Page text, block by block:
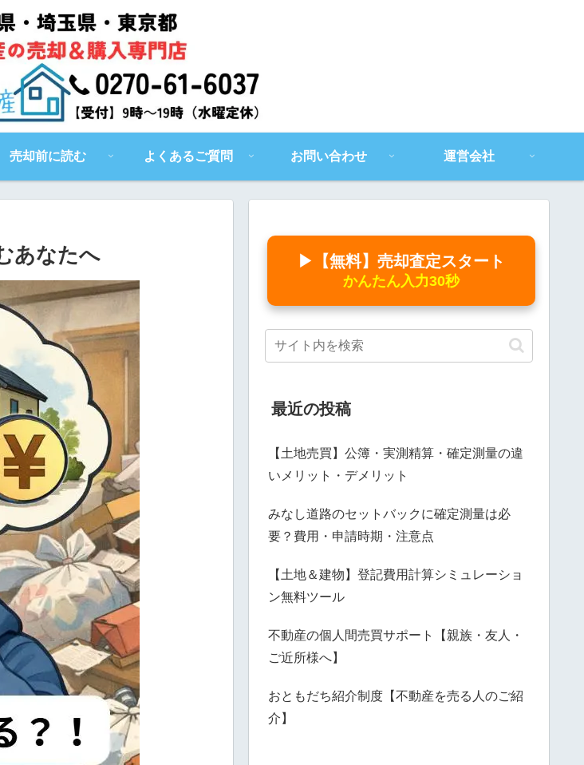
売却前に読む よくあるご質問 お問い合わせ 運営会社
あなたへ ▶【無料】売却査定スタート
かんたん入力30秒
最近の投稿
【土地売買】公簿・実測精算・確定測量の違
いメリット・デメリット
みなし道路のセットバックに確定測量は必
要？費用・申請時期・注意点
【土地＆建物】登記費用計算シミュレーショ
ン無料ツール
不動産の個人間売買サポート【親族・友人・
ご近所様へ】
おともだち紹介制度【不動産を売る人のご紹
介】